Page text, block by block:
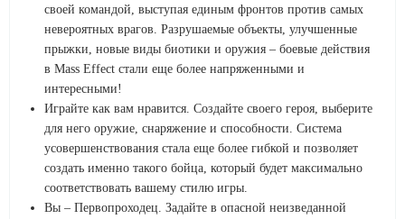
своей командой, выступая единым фронтов против самых
невероятных врагов. Разрушаемые объекты, улучшенные
прыжки, новые виды биотики и оружия – боевые действия
в Mass Effect стали еще более напряженными и
интересными!
Играйте как вам нравится. Создайте своего героя, выберите
для него оружие, снаряжение и способности. Система
усовершенствования стала еще более гибкой и позволяет
создать именно такого бойца, который будет максимально
соответствовать вашему стилю игры.
Вы – Первопроходец. Задайте в опасной неизведанной